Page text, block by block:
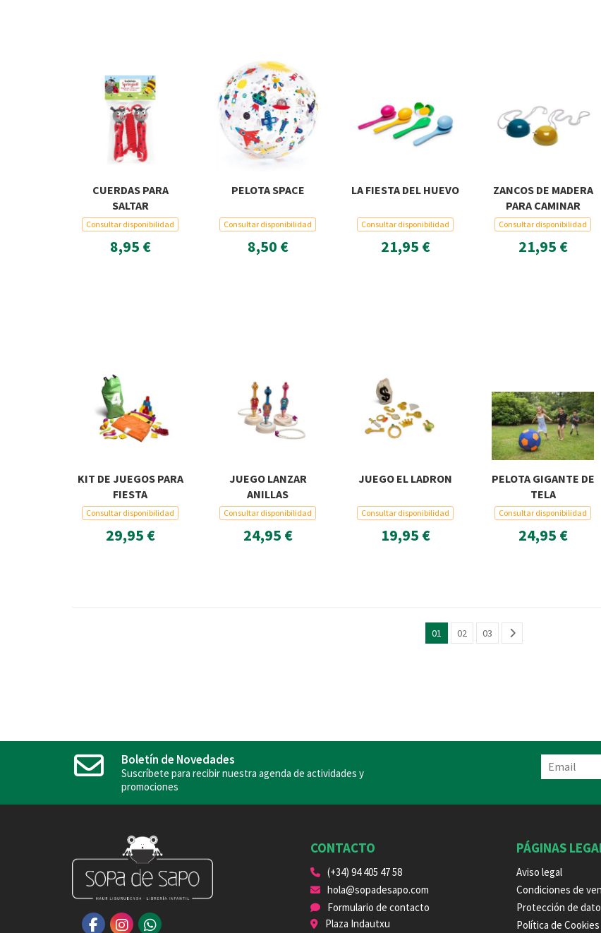
CUERDAS PARA
SALTAR
Consultar disponibilidad
8,95 €
PELOTA SPACE
Consultar disponibilidad
8,50 €
LA FIESTA DEL HUEVO
Consultar disponibilidad
21,95 €
ZANCOS DE MADERA
PARA CAMINAR
Consultar disponibilidad
21,95 €
KIT DE JUEGOS PARA
FIESTA
Consultar disponibilidad
29,95 €
JUEGO LANZAR
ANILLAS
Consultar disponibilidad
24,95 €
JUEGO EL LADRON
Consultar disponibilidad
19,95 €
PELOTA GIGANTE DE
TELA
Consultar disponibilidad
24,95 €
01 02 03
Boletín de Novedades
Suscríbete para recibir nuestra agenda de actividades y
promociones
CONTACTO
(+34) 94 405 47 58
hola@sopadesapo.com
Formulario de contacto
Plaza Indautxu
PÁGINAS
Aviso legal
Condiciones de
Protección de
Política de Cookies